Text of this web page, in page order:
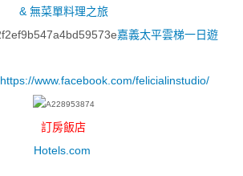
& 無菜單料理之旅
嘉義太平雲梯一日遊
https://www.facebook.com/felicialinstudio/
訂房飯店
Hotels.com